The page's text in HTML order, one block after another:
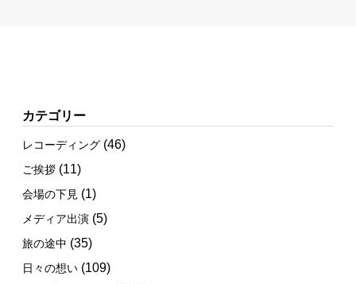
カテゴリー
レコーディング (46)
ご挨拶 (11)
会場の下見 (1)
メディア出演 (5)
旅の途中 (35)
日々の想い (109)